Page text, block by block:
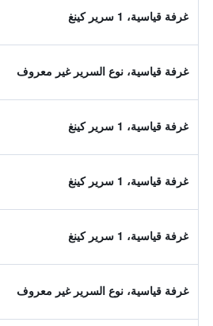
غرفة قياسية، 1 سرير كينغ
غرفة قياسية، نوع السرير غير معروف
غرفة قياسية، 1 سرير كينغ
غرفة قياسية، 1 سرير كينغ
غرفة قياسية، 1 سرير كينغ
غرفة قياسية، نوع السرير غير معروف